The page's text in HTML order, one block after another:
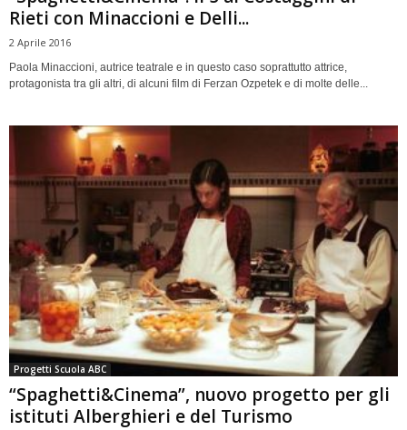
Rieti con Minaccioni e Delli...
2 Aprile 2016
Paola Minaccioni, autrice teatrale e in questo caso soprattutto attrice,
protagonista tra gli altri, di alcuni film di Ferzan Ozpetek e di molte delle...
Progetti Scuola ABC
“Spaghetti&Cinema”, nuovo progetto per gli
istituti Alberghieri e del Turismo